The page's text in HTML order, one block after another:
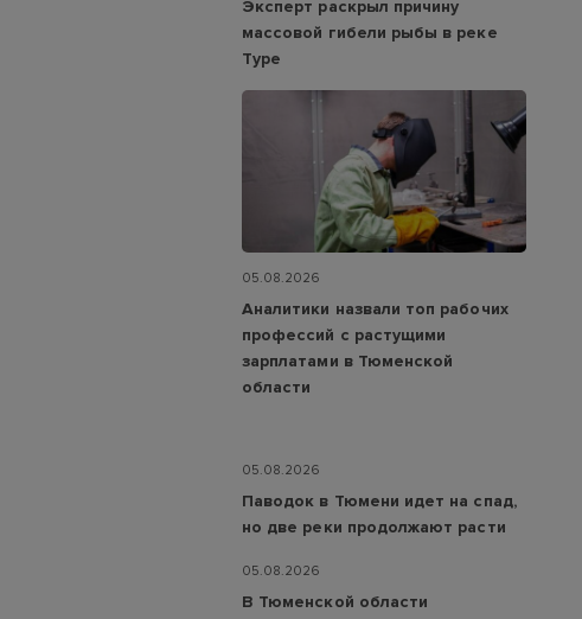
Эксперт раскрыл причину
массовой гибели рыбы в реке
Туре
05.08.2026
Аналитики назвали топ рабочих
профессий с растущими
зарплатами в Тюменской
области
05.08.2026
Паводок в Тюмени идет на спад,
но две реки продолжают расти
05.08.2026
В Тюменской области